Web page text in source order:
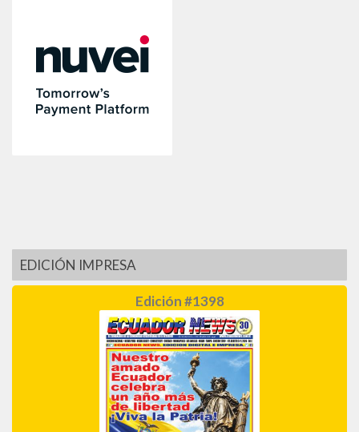
EDICIÓN IMPRESA
Edición #1398